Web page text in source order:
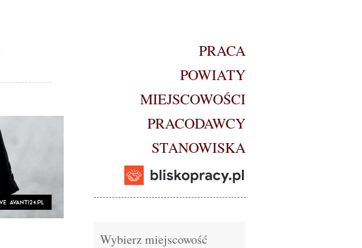
PRACA
POWIATY
MIEJSCOWOŚCI
PRACODAWCY
STANOWISKA
Wybierz miejscowość